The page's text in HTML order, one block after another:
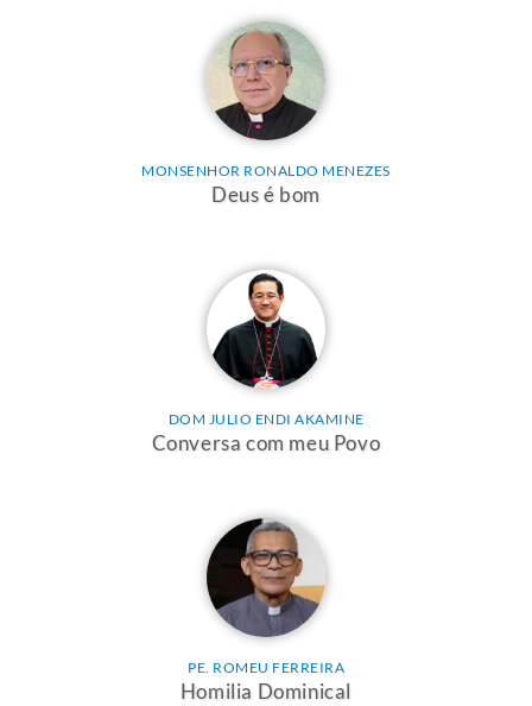
MONSENHOR RONALDO MENEZES
Deus é bom
DOM JULIO ENDI AKAMINE
Conversa com meu Povo
PE. ROMEU FERREIRA
Homilia Dominical